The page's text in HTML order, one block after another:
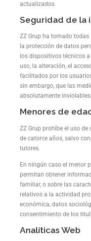
actualizados.
Seguridad de la
ZZ Grup ha tomado
la protección de datos
los dispositivos técnicos
uso, la alteración, el
facilitados por los
sin embargo, que las
absolutamente inviolables.
Menores de
ZZ Grup prohíbe el uso
de catorce años, salvo
tutores.
En ningún caso el menor
permitan obtener
familiar, o sobre las
relativos a la actividad
económica, datos
consentimiento de los
Analíticas Web